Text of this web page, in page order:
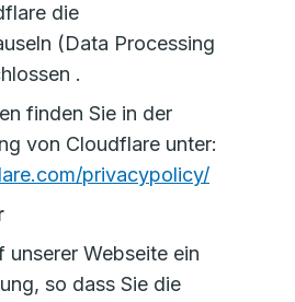
die
(Data Processing
.
finden Sie in der
von Cloudflare unter:
privacypolicy/
unserer Webseite ein
so dass Sie die